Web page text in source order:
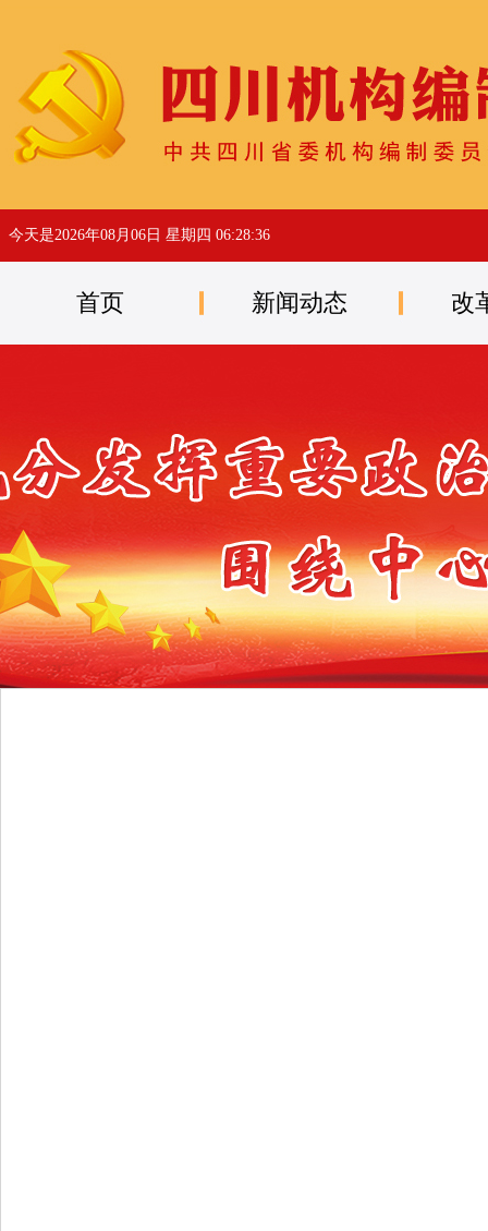
今天是2026年08月06日 星期四 06:28:36
首页 新闻动态 改